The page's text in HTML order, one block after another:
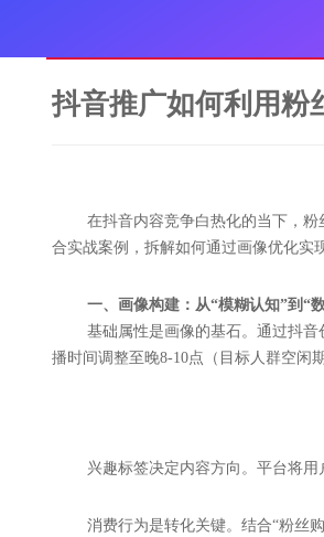
抖音推广如何利用粉
在抖音内容竞争白热化的当下，
合实战案例，拆解如何通过画像优化实
一、画像构建：从“模糊认知”到“
基础属性是画像的基石。通过抖
播时间调整至晚8-10点（目标人群空闲
兴趣标签决定内容方向。平台将
消费行为是转化关键。结合“粉丝